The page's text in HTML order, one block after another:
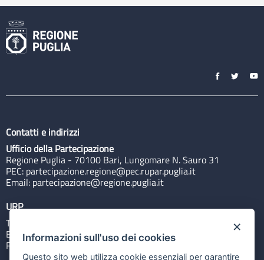
Contatti e indirizzi
Ufficio della Partecipazione
Regione Puglia - 70100 Bari, Lungomare N. Sauro 31
PEC: partecipazione.regione@pec.rupar.puglia.it
Email: partecipazione@regione.puglia.it
URP
Tel: 800713939
Email:quiregione@regione.puglia.it
Rubrica
×
Informazioni sull'uso dei cookies
Questo sito web utilizza cookie essenziali per garantire